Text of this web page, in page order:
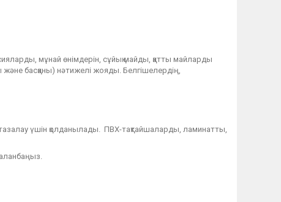
мұнай өнімдерін, сұйық майды, қатты майларды
басқаны) нәтижелі жояды. Белгішелердің,
үшін қолданылады. ПВХ-тақтайшаларды, ламинатты,